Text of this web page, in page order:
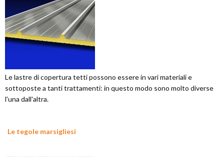
Le lastre di copertura tetti possono essere in vari materiali e
sottoposte a tanti trattamenti: in questo modo sono molto diverse
l'una dall'altra.
Le tegole marsigliesi